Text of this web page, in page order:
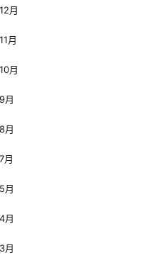
月
月
月
月
月
月
月
月
月